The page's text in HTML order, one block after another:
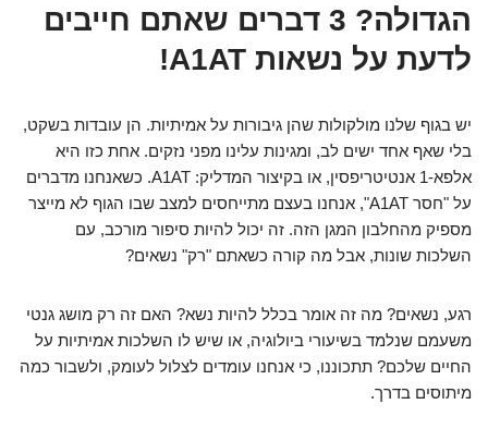
הגדולה? 3 דברים שאתם חייבים
לדעת על נשאות A1AT!
יש בגוף שלנו מולקולות שהן גיבורות על אמיתיות. הן עובדות בשקט,
בלי שאף אחד ישים לב, ומגינות עלינו מפני נזקים. אחת כזו היא
אלפא-1 אנטיטריפסין, או בקיצור המדליק: A1AT. כשאנחנו מדברים
על "חסר A1AT", אנחנו בעצם מתייחסים למצב שבו הגוף לא מייצר
מספיק מהחלבון המגן הזה. זה יכול להיות סיפור מורכב, עם
השלכות שונות, אבל מה קורה כשאתם "רק" נשאים?
רגע, נשאים? מה זה אומר בכלל להיות נשא? האם זה רק מושג גנטי
משעמם שנלמד בשיעורי ביולוגיה, או שיש לו השלכות אמיתיות על
החיים שלכם? תתכוננו, כי אנחנו עומדים לצלול לעומק, ולשבור כמה
מיתוסים בדרך.